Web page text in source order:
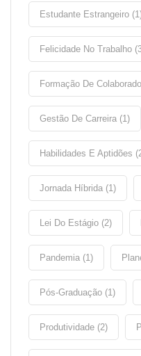
Estudante Estrangeiro
Felicidade No Trabalho
Formação De
Gestão De Carreira (1)
Habilidades E Aptidões
Jornada Híbrida (1)
Lei Do Estágio (2)
Pandemia (1)
Pós-Graduação (1)
Produtividade (2)